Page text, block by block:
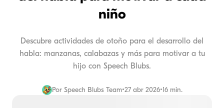
niño
Descubre actividades de otoño para el desarrollo del
habla: manzanas, calabazas y más para motivar a tu
hijo con Speech Blubs.
Por Speech Blubs Team•27 abr 2026•16 min.